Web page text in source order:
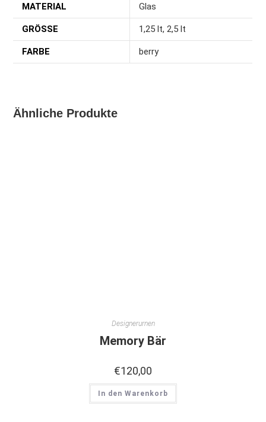
MATERIAL Glas
GRÖSSE 1,25 lt, 2,5 lt
FARBE berry
Ähnliche Produkte
Designerurnen
Memory Bär
€120,00
In den Warenkorb